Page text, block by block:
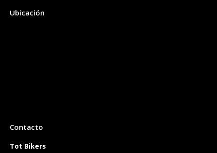
Ubicación
Contacto
Tot Bikers